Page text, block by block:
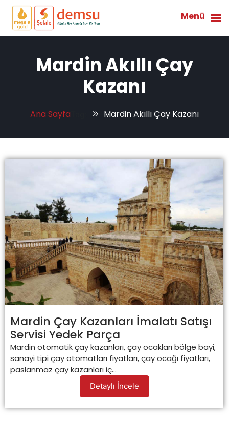
Mardin Akıllı Çay
Kazanı
Ana Sayfa Mardin Akıllı Çay Kazanı
Mardin Çay Kazanları İmalatı Satışı
Servisi Yedek Parça
Mardin otomatik çay kazanları, çay ocakları bölge bayi,
sanayi tipi çay otomatları fiyatları, çay ocağı fiyatları,
paslanmaz çay kazanları iç...
Detaylı İncele
Menü